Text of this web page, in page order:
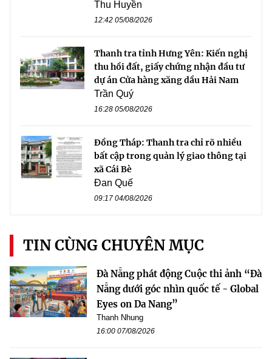
Thu Huyền
12:42 05/08/2026
Thanh tra tỉnh Hưng Yên: Kiến nghị
thu hồi đất, giấy chứng nhận đầu tư
dự án Cửa hàng xăng dầu Hải Nam
Trần Quý
16:28 05/08/2026
Đồng Tháp: Thanh tra chỉ rõ nhiều
bất cập trong quản lý giao thông tại
xã Cái Bè
Đan Quế
09:17 04/08/2026
TIN CÙNG CHUYÊN MỤC
Đà Nẵng phát động Cuộc thi ảnh “Đà
Nẵng dưới góc nhìn quốc tế - Global
Eyes on Da Nang”
Thanh Nhung
16:00 07/08/2026